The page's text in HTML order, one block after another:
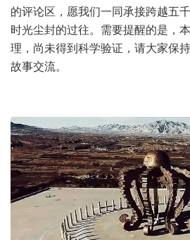
的评论区，愿我们一同承接跨越五
时光尘封的过往。需要提醒的是，
理，尚未得到科学验证，请大家保
故事交流。